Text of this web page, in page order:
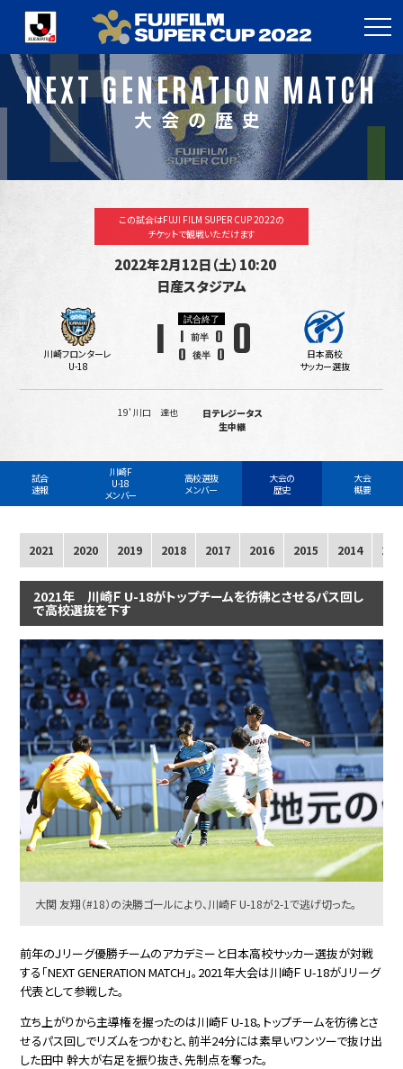
NEXT GENERATION MATCH
大会の歴史
この試合はFUJI FILM SUPER CUP 2022の
チケットで観戦いただけます
2022年2月12日（土）10:20
日産スタジアム
川崎フロンターレ
U-18
1 試合終了
1 前半 0
0 後半 0 0
日本高校
サッカー選抜
19' 川口 達也
日テレジータス
生中継
試合
速報
川崎F
U-18
メンバー
高校選抜
メンバー
大会の
歴史
大会
概要
2021 2020 2019 2018 2017 2016 2015 2014
2021年 川崎Ｆ U-18がトップチームを彷彿とさせるパス回し
で高校選抜を下す
大関 友翔（#18）の決勝ゴールにより、川崎Ｆ U-18が2-1で逃げ切った。
前年のＪリーグ優勝チームのアカデミーと日本高校サッカー選抜が対戦
する「NEXT GENERATION MATCH」。2021年大会は川崎Ｆ U-18がＪリーグ
代表として参戦した。
立ち上がりから主導権を握ったのは川崎Ｆ U-18。トップチームを彷彿とさ
せるパス回しでリズムをつかむと、前半24分には素早いワンツーで抜け出
した田中 幹大が右足を振り抜き、先制点を奪った。